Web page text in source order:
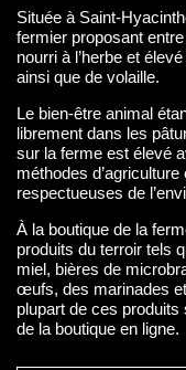
Située à Saint-
fermier proposant
nourri à l’herbe et
ainsi que de volaille.
Le bien-être animal
librement dans les
sur la ferme est élevé
méthodes
respectueuses de
À la boutique de la
produits du terroir tels
miel, bières de
œufs, des marinades
plupart de ces produits
de la boutique en ligne.